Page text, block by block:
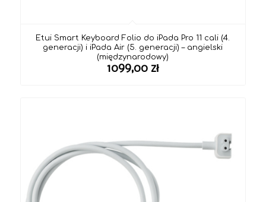
Etui Smart Keyboard Folio do iPada Pro 11 cali (4.
generacji) i iPada Air (5. generacji) – angielski
(międzynarodowy)
1099,00 zł